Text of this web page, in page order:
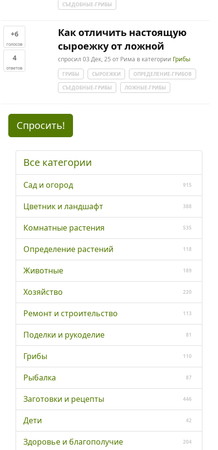
СЪЕДОБНЫЕ-ГРИБЫ
+6
голосов
4
ответов
Как отличить настоящую
сыроежку от ложной
спросил 03 Дек, 25 от Рима в категории Грибы
ГРИБЫ СЫРОЕЖКИ
ОПРЕДЕЛЕНИЕ-ГРИБОВ
СЪЕДОБНЫЕ-ГРИБЫ
ЛОЖНЫЕ-ГРИБЫ
Спросить!
Все категории
Сад и огород 915
Цветник и ландшафт 388
Комнатные растения 535
Определение растений 118
Животные 189
Хозяйство 220
Ремонт и строительство 113
Поделки и рукоделие 81
Грибы 110
Рыбалка 87
Заготовки и рецепты 446
Дети 42
Здоровье и благополучие 204